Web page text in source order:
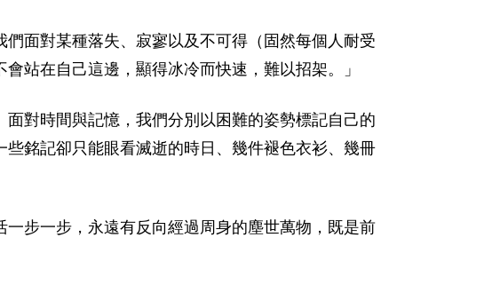
們面對某種落失、寂寥以及不可得（固然每個人耐受
站在自己這邊，顯得冰冷而快速，難以招架。」
對時間與記憶，我們分別以困難的姿勢標記自己的
銘記卻只能眼看滅逝的時日、幾件褪色衣衫、幾冊
一步一步，永遠有反向經過周身的塵世萬物，既是前